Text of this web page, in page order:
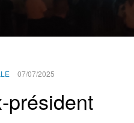
07/07/2025
président